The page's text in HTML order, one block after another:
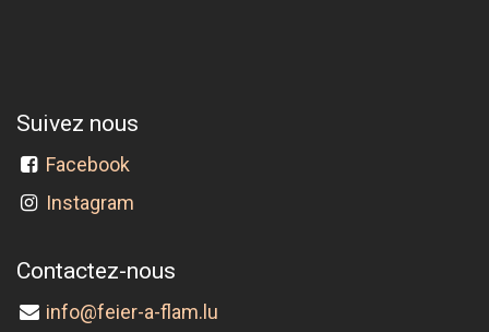
Suivez nous
Facebook
Instagram
Contactez-nous
info@feier-a-flam.lu